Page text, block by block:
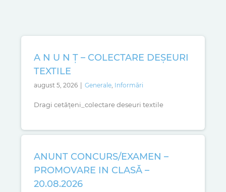
A N U N Ţ – COLECTARE DEŞEURI
TEXTILE
august 5, 2026 Generale, Informări
Dragi cetățeni_colectare deseuri textile
ANUNT CONCURS/EXAMEN –
PROMOVARE IN CLASĂ –
20.08.2026